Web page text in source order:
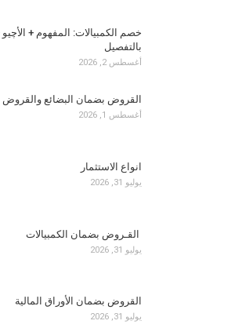
خصم الكمبيالات: المفهوم + الأچيو
بالتفصيل
أغسطس 2, 2026
القروض بضمان البضائع
أغسطس 1, 2026
انواع الاستثمار
يوليو 31, 2026
القـروض بضمان الكمبيالات
يوليو 31, 2026
القروض بضمان الأوراق المالية
يوليو 31, 2026